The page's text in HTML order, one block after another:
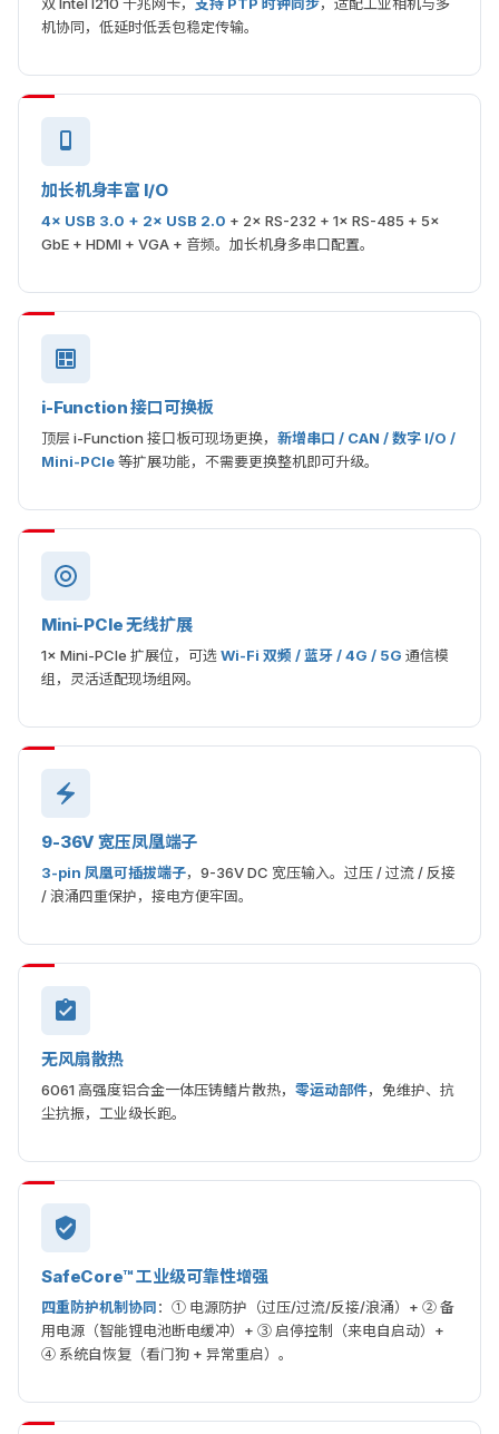
机协同，低延时低丢包稳定传输。
加长机身丰富 I/O
4× USB 3.0 + 2× USB 2.0 + 2× RS-232 + 1× RS-485 + 5×
GbE + HDMI + VGA + 音频。加长机身多串口配置。
i-Function 接口可换板
顶层 i-Function 接口板可现场更换， 新增串口 / CAN / 数字 I/O /
Mini-PCIe等扩展功能，不需要更换整机即可升级。
Mini-PCIe 无线扩展
1× Mini-PCIe 扩展位，可选Wi-Fi 双频 / 蓝牙 / 4G / 5G 通信模
组，灵活适配现场组网。
9-36V 宽压凤凰端子
3-pin 凤凰可插拔端子，9-36V DC 宽压输入。过压 / 过流 / 反接
/ 浪涌四重保护，接电方便牢固。
无风扇散热
6061 高强度铝合金一体压铸鳍片散热， 零运动部件，免维护、抗
尘抗振，工业级长跑。
SafeCore™ 工业级可靠性增强
四重防护机制协同：① 电源防护（过压/过流/反接/浪涌）+ ② 备
用电源（智能锂电池断电缓冲）+ ③ 启停控制（来电自启动）+
④ 系统自恢复（看门狗 + 异常重启）。